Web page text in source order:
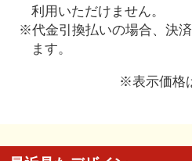
利用いただけません。
※代金引換払いの場合、決
ます。
※表示価格